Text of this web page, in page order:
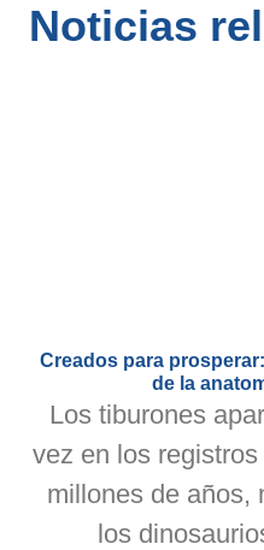
Noticias
Creados para
de la
Los tiburones
vez en los
millones de años,
los